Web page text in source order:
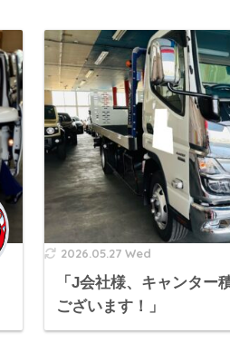
2026.05.27 Wed
「J会社様、キャンター
ございます！」